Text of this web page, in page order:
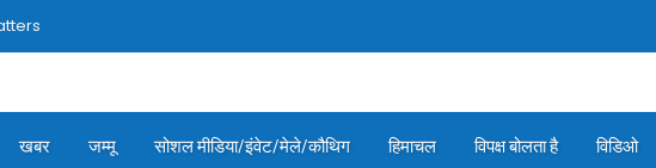
खबर जम्मू सोशल मीडिया/इंवेट/मेले/कौथिग हिमाचल विपक्ष बोलता है विडिओ